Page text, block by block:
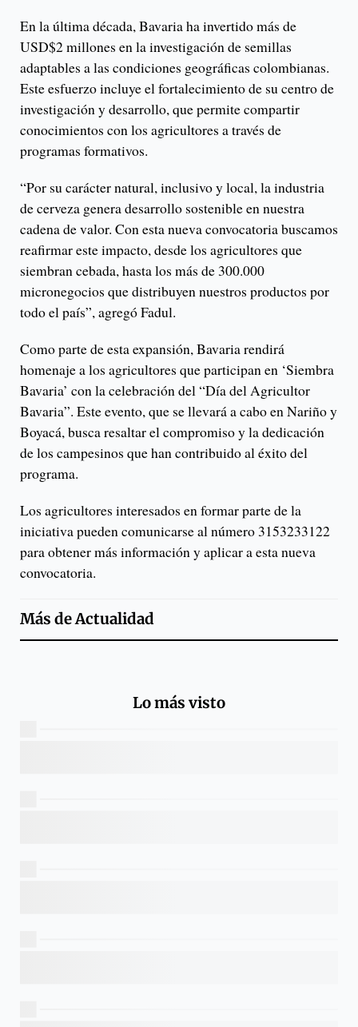
En la última década, Bavaria ha invertido más de
USD$2 millones en la investigación de semillas
adaptables a las condiciones geográficas colombianas.
Este esfuerzo incluye el fortalecimiento de su centro de
investigación y desarrollo, que permite compartir
conocimientos con los agricultores a través de
programas formativos.
“Por su carácter natural, inclusivo y local, la industria
de cerveza genera desarrollo sostenible en nuestra
cadena de valor. Con esta nueva convocatoria buscamos
reafirmar este impacto, desde los agricultores que
siembran cebada, hasta los más de 300.000
micronegocios que distribuyen nuestros productos por
todo el país”, agregó Fadul.
Como parte de esta expansión, Bavaria rendirá
homenaje a los agricultores que participan en ‘Siembra
Bavaria’ con la celebración del “Día del Agricultor
Bavaria”. Este evento, que se llevará a cabo en Nariño y
Boyacá, busca resaltar el compromiso y la dedicación
de los campesinos que han contribuido al éxito del
programa.
Los agricultores interesados en formar parte de la
iniciativa pueden comunicarse al número 3153233122
para obtener más información y aplicar a esta nueva
convocatoria.
Más deActualidad
Lo más visto